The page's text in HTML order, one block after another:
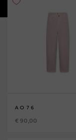
AO76
€ 90,00